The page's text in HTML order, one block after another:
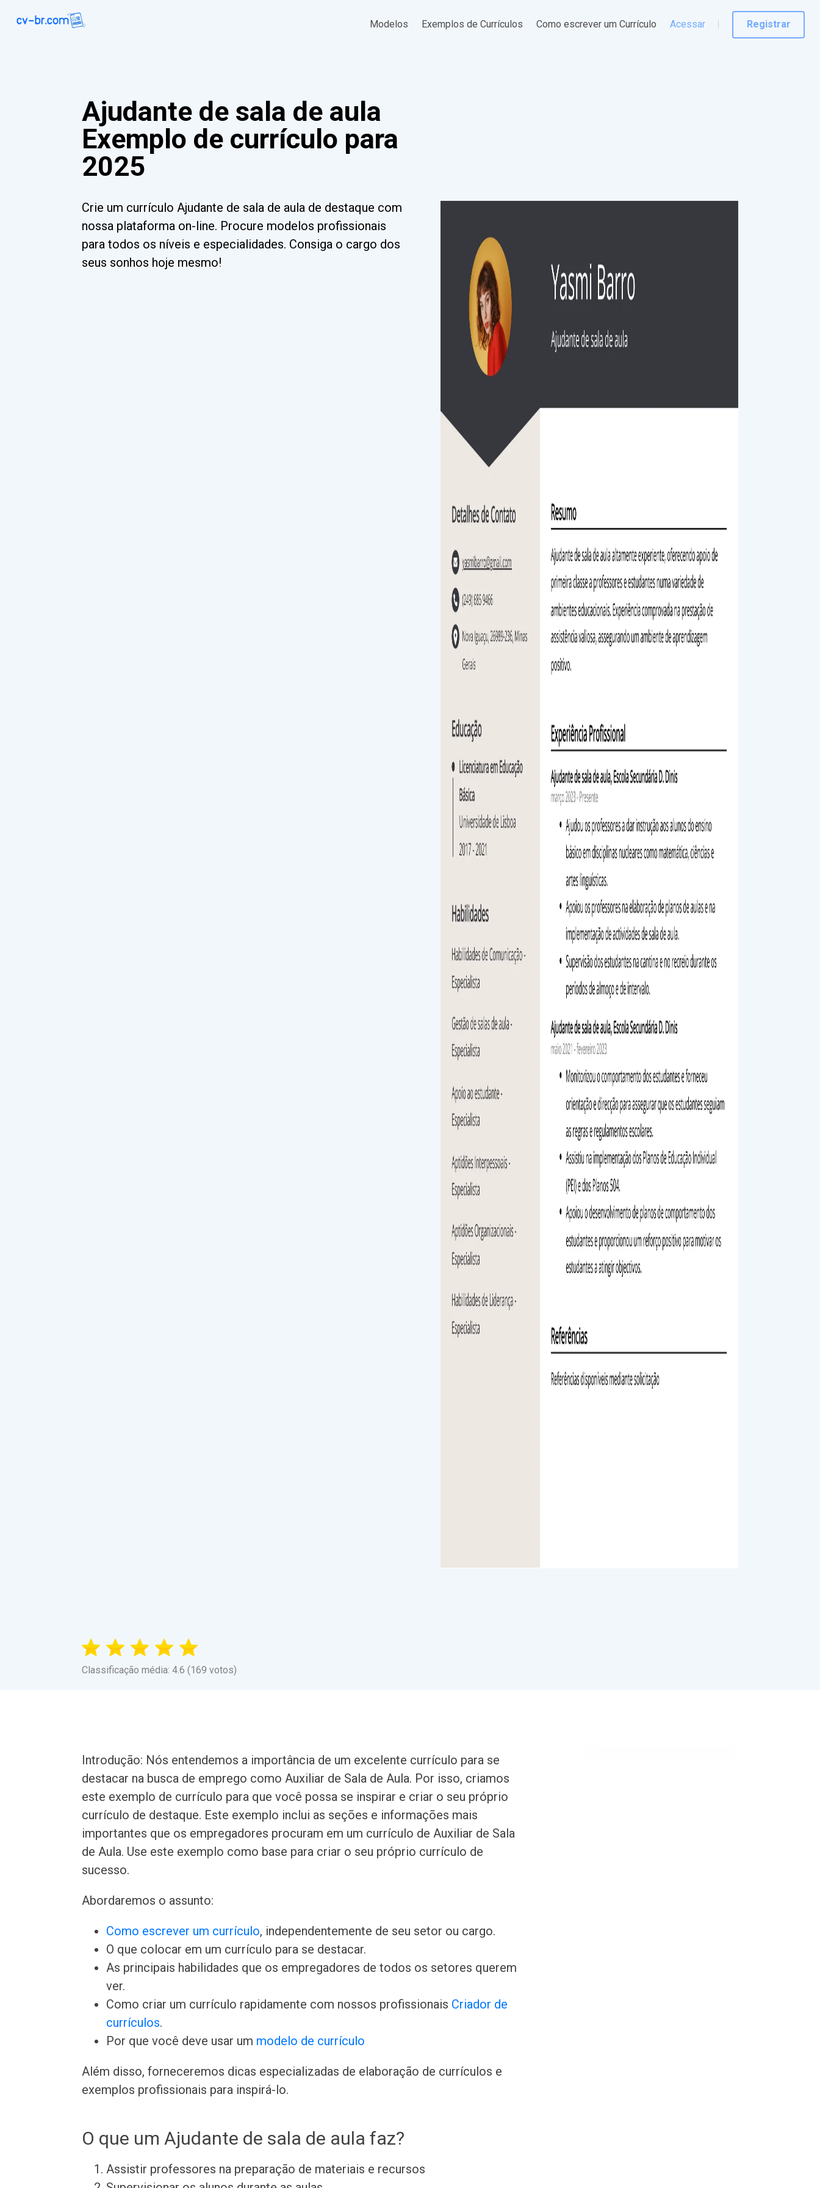
Modelos Exemplos de Currículos Como escrever um Currículo Acessar Registrar
Ajudante de sala de aula
Exemplo de currículo para
2025
Crie um currículo Ajudante de sala de aula de destaque com
nossa plataforma on-line. Procure modelos profissionais
para todos os níveis e especialidades. Consiga o cargo dos
seus sonhos hoje mesmo!
Classificação média: 4.6 (169 votos)
Introdução: Nós entendemos a importância de um excelente currículo para se
destacar na busca de emprego como Auxiliar de Sala de Aula. Por isso, criamos
este exemplo de currículo para que você possa se inspirar e criar o seu próprio
currículo de destaque. Este exemplo inclui as seções e informações mais
importantes que os empregadores procuram em um currículo de Auxiliar de Sala
de Aula. Use este exemplo como base para criar o seu próprio currículo de
sucesso.
Abordaremos o assunto:
Como escrever um currículo, independentemente de seu setor ou cargo.
O que colocar em um currículo para se destacar.
As principais habilidades que os empregadores de todos os setores querem
ver.
Como criar um currículo rapidamente com nossos profissionais Criador de
currículos.
Por que você deve usar um modelo de currículo
Além disso, forneceremos dicas especializadas de elaboração de currículos e
exemplos profissionais para inspirá-lo.
O que um Ajudante de sala de aula faz?
Assistir professores na preparação de materiais e recursos